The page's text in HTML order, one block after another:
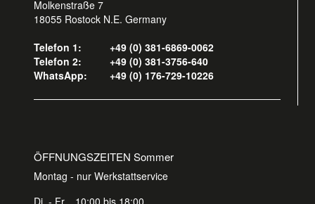
Molkenstraße 7
18055 Rostock N.E. Germany
Telefon 1: +49 (0) 381-6869-0062
Telefon 2: +49 (0) 381-3756-640
WhatsApp: +49 (0) 176-729-10226
ÖFFNUNGSZEITEN Sommer
Montag - nur Werkstattservice
Di. - Fr. 10:00 bis 18:00